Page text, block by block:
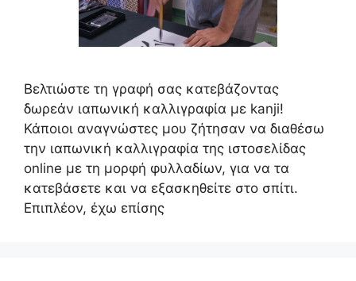
Βελτιώστε τη γραφή σας κατεβάζοντας
δωρεάν ιαπωνική καλλιγραφία με kanji!
Κάποιοι αναγνώστες μου ζήτησαν να διαθέσω
την ιαπωνική καλλιγραφία της ιστοσελίδας
online με τη μορφή φυλλαδίων, για να τα
κατεβάσετε και να εξασκηθείτε στο σπίτι.
Επιπλέον, έχω επίσης